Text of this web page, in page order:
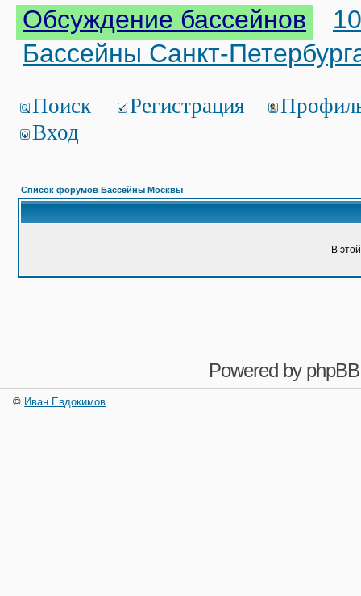
Обсуждение бассейнов
Бассейны Санкт-
Поиск Регистрация
Вход
Список форумов Бассейны Москвы
В
Powered by phpBB
© Иван Евдокимов